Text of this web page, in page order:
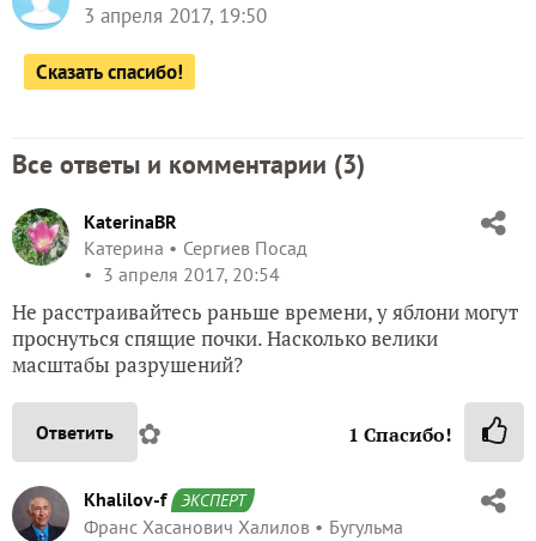
3 апреля 2017, 19:50
Сказать спасибо!
Все ответы и комментарии (3)
KaterinaBR
Катерина
Сергиев Посад
3 апреля 2017, 20:54
Не расстраивайтесь раньше времени, у яблони могут
проснуться спящие почки. Насколько велики
масштабы разрушений?
Ответить ✿ 1 Спасибо!
Khalilov-f ЭКСПЕРТ
Франс Хасанович Халилов
Бугульма